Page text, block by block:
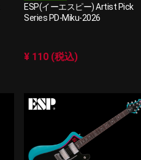
ESP(イーエスピー) Artist Pick
Series PD-Miku-2026
¥ 110 (税込)